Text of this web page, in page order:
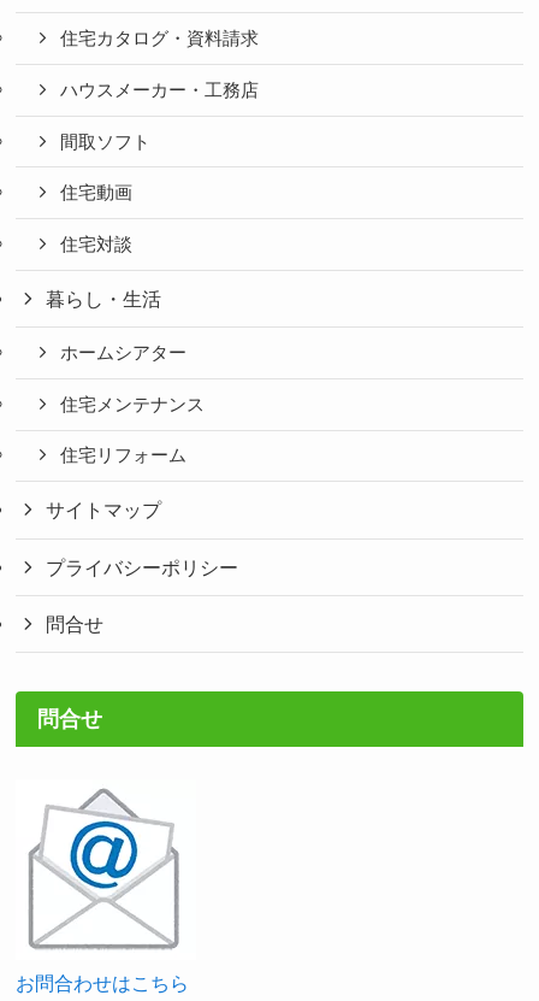
住宅カタログ・資料請求
ハウスメーカー・工務店
間取ソフト
住宅動画
住宅対談
暮らし・生活
ホームシアター
住宅メンテナンス
住宅リフォーム
サイトマップ
プライバシーポリシー
問合せ
問合せ
お問合わせはこちら